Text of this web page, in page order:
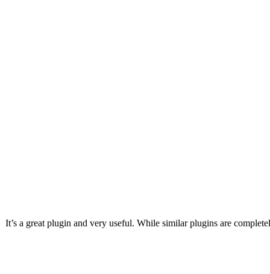
It’s a great plugin and very useful. While similar plugins are